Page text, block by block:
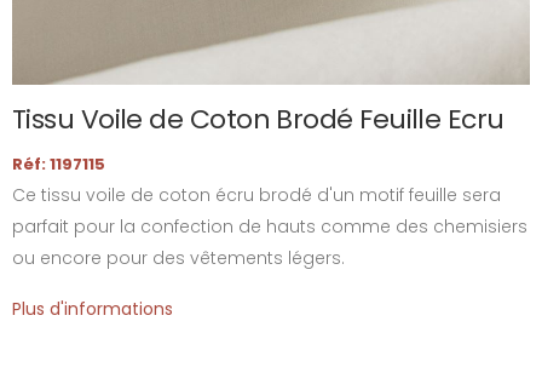
Tissu Voile de Coton Brodé Feuille Ecru
Réf: 1197115
Ce tissu voile de coton écru brodé d'un motif feuille sera
parfait pour la confection de hauts comme des chemisiers
ou encore pour des vêtements légers.
Plus d'informations